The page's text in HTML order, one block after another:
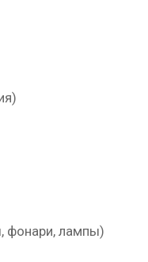
фонари, лампы)